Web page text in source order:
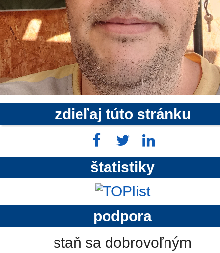
zdieľaj túto stránku
štatistiky
podpora
staň sa dobrovoľným